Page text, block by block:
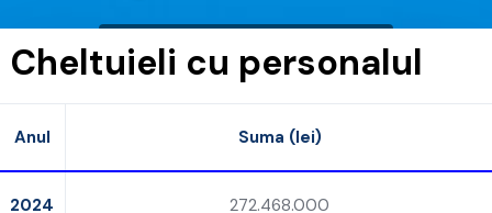
Acasa
Cheltuieli cu personalul
Anul Suma (lei)
2024 272.468.000